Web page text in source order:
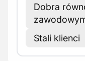
Dobra
Stali klienci